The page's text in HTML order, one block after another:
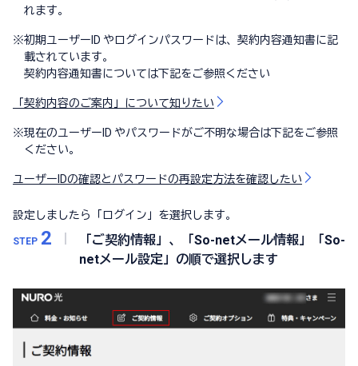
れます。
※初期ユーザーID やログインパスワードは、契約内容通知書に記
載されています。
契約内容通知書については下記をご参照ください
「契約内容のご案内」について知りたい
※現在のユーザーID やパスワードがご不明な場合は下記をご参照
ください。
ユーザーIDの確認とパスワードの再設定方法を確認したい
設定しましたら「ログイン」を選択します。
STEP 2
「ご契約情報」、「So-netメール情報」「So-
netメール設定」の順で選択します